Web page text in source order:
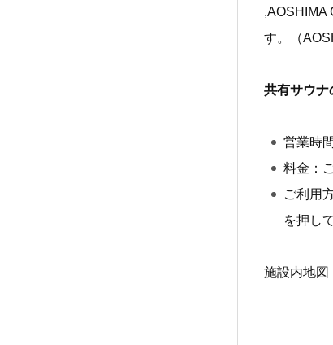
,AOSHIMA
す。（
共有サウナ
営業時
料金：
ご利用
を押し
施設内地図